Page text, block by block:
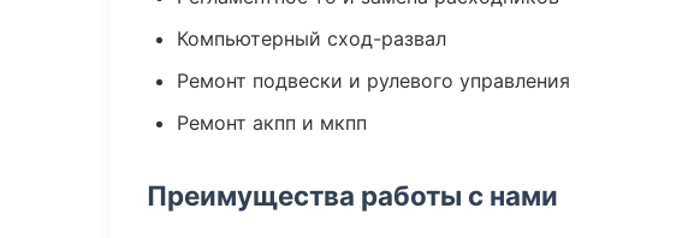
Компьютерный сход-развал
Ремонт подвески и рулевого управления
Ремонт акпп и мкпп
Преимущества работы с нами